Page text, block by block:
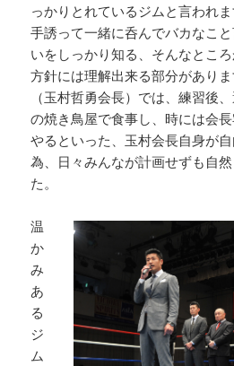
っかりとれているジムと言われ
手誘って一緒に呑んでバカなこ
いをしっかり知る、そんなとこ
方針には理解出来る部分があり
（玉村哲勇会長）では、練習後
の焼き鳥屋で食事し、時には会
やるといった、玉村会長自身が
為、日々みんなが計画せずも自
た。
温
か
み
あ
る
ジ
ム